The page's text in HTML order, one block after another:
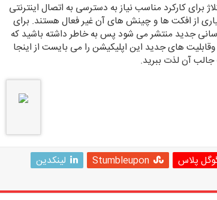
برای کارکرد مناسب نیاز به دسترسی به اتصال اینترنتی
از افکت ها و چینش های آن غیر فعال هستند. برای
رسانی جدید منتشر می شود پس به خاطر داشته باشید که
های جدید این اپلیکیشن را می بایست از اینجا
جالب آن لذت ببرید.
پلاس Stumbleupon
لینکدین